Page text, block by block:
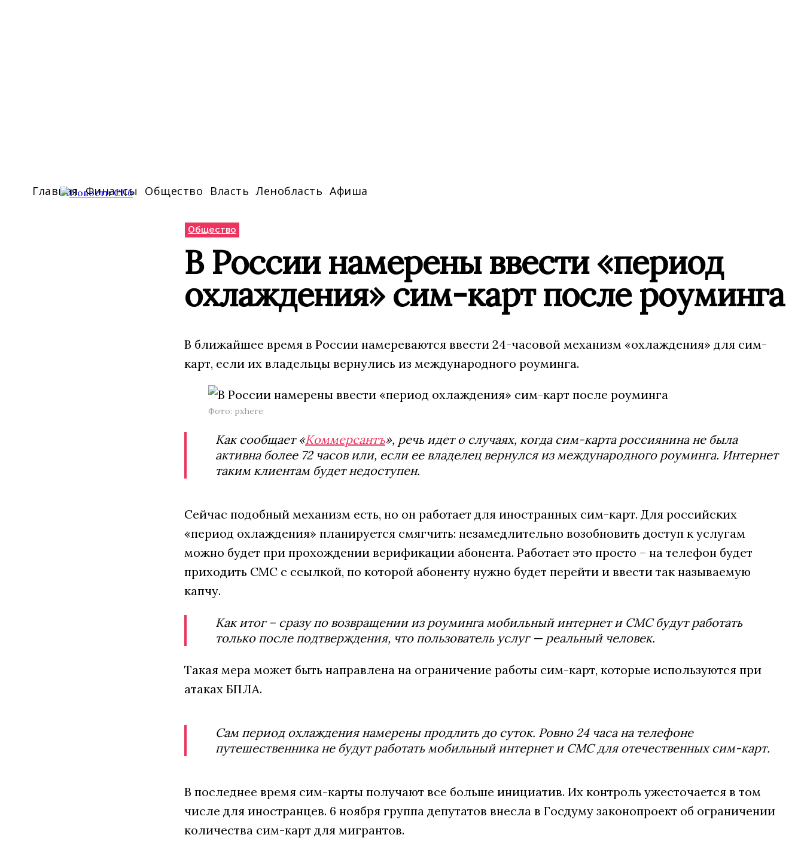
Главная Финансы Общество Власть Ленобласть Афиша
Общество
В России намерены ввести «период
охлаждения» сим-карт после роуминга
В ближайшее время в России намереваются ввести 24-часовой механизм «охлаждения» для сим-
карт, если их владельцы вернулись из международного роуминга.
Фото: pxhere
Как сообщает «Коммерсантъ», речь идет о случаях, когда сим-карта россиянина не была
активна более 72 часов или, если ее владелец вернулся из международного роуминга. Интернет
таким клиентам будет недоступен.
Сейчас подобный механизм есть, но он работает для иностранных сим-карт. Для российских
«период охлаждения» планируется смягчить: незамедлительно возобновить доступ к услугам
можно будет при прохождении верификации абонента. Работает это просто – на телефон будет
приходить СМС с ссылкой, по которой абоненту нужно будет перейти и ввести так называемую
капчу.
Как итог – сразу по возвращении из роуминга мобильный интернет и СМС будут работать
только после подтверждения, что пользователь услуг — реальный человек.
Такая мера может быть направлена на ограничение работы сим-карт, которые используются при
атаках БПЛА.
Сам период охлаждения намерены продлить до суток. Ровно 24 часа на телефоне
путешественника не будут работать мобильный интернет и СМС для отечественных сим-карт.
В последнее время сим-карты получают все больше инициатив. Их контроль ужесточается в том
числе для иностранцев. 6 ноября группа депутатов внесла в Госдуму законопроект об ограничении
количества сим-карт для мигрантов.